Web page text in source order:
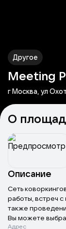
Другое
Meeting
г Москва, ул
О
Описание
Сеть
работы, встреч
также
Вы можете
Адрес